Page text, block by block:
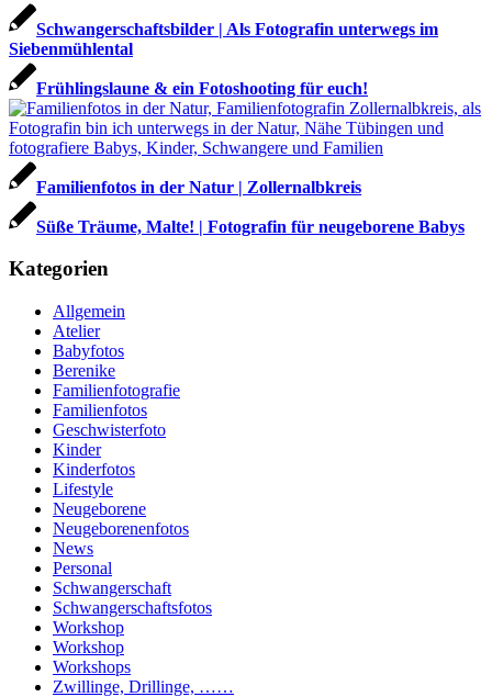
Schwangerschaftsbilder | Als Fotografin unterwegs im
Siebenmühlental
Frühlingslaune & ein Fotoshooting für euch!
Familienfotos in der Natur | Zollernalbkreis
Süße Träume, Malte! | Fotografin für neugeborene Babys
Kategorien
Allgemein
Atelier
Babyfotos
Berenike
Familienfotografie
Familienfotos
Geschwisterfoto
Kinder
Kinderfotos
Lifestyle
Neugeborene
Neugeborenenfotos
News
Personal
Schwangerschaft
Schwangerschaftsfotos
Workshop
Workshop
Workshops
Zwillinge, Drillinge, ……